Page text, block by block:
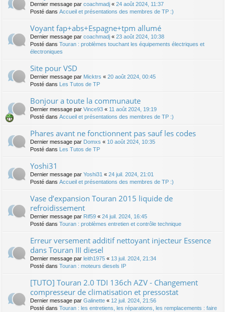
Dernier message par coachmadj « 24 août 2024, 11:37
Posté dans Accueil et présentations des membres de TP :)
Voyant fap+abs+Espagne+tpm allumé
Dernier message par coachmadj « 23 août 2024, 10:38
Posté dans Touran : problèmes touchant les équipements électriques et
électroniques
Site pour VSD
Dernier message par Micktrs « 20 août 2024, 00:45
Posté dans Les Tutos de TP
Bonjour a toute la communaute
Dernier message par Vince93 « 11 août 2024, 19:19
Posté dans Accueil et présentations des membres de TP :)
Phares avant ne fonctionnent pas sauf les codes
Dernier message par Domxs « 10 août 2024, 10:35
Posté dans Les Tutos de TP
Yoshi31
Dernier message par Yoshi31 « 24 juil. 2024, 21:01
Posté dans Accueil et présentations des membres de TP :)
Vase d’expansion Touran 2015 liquide de
refroidissement
Dernier message par Rif59 « 24 juil. 2024, 16:45
Posté dans Touran : problèmes entretien et contrôle technique
Erreur versement additif nettoyant injecteur Essence
dans Touran III diesel
Dernier message par leith1975 « 13 juil. 2024, 21:34
Posté dans Touran : moteurs diesels IP
[TUTO] Touran 2.0 TDI 136ch AZV - Changement
compresseur de climatisation et pressostat
Dernier message par Galinette « 12 juil. 2024, 21:56
Posté dans Touran : les entretiens, les réparations, les remplacements : faire